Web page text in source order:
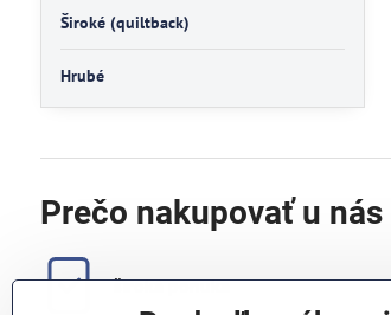
Široké (quiltback)
Hrubé
Prečo nakupovať u nás
široká ponuka